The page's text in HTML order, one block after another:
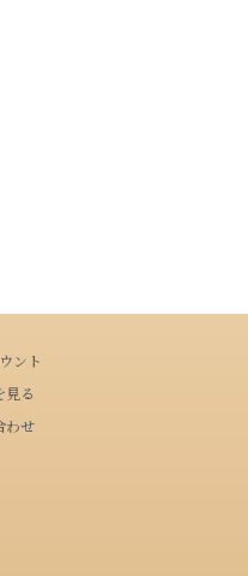
ント
見る
わせ